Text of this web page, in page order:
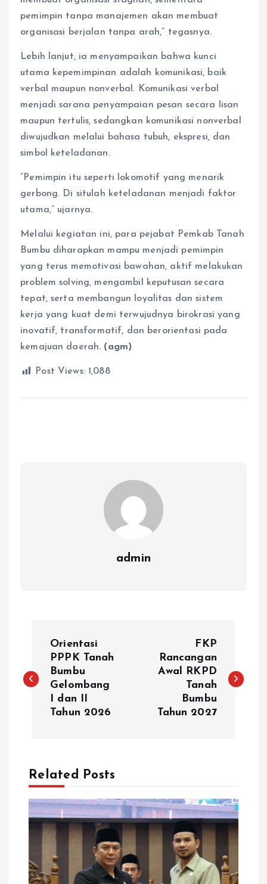
pemimpin tanpa manajemen akan membuat
organisasi berjalan tanpa arah,” tegasnya.
Lebih lanjut, ia menyampaikan bahwa kunci
utama kepemimpinan adalah komunikasi, baik
verbal maupun nonverbal. Komunikasi verbal
menjadi sarana penyampaian pesan secara lisan
maupun tertulis, sedangkan komunikasi nonverbal
diwujudkan melalui bahasa tubuh, ekspresi, dan
simbol keteladanan.
“Pemimpin itu seperti lokomotif yang menarik
gerbong. Di situlah keteladanan menjadi faktor
utama,” ujarnya.
Melalui kegiatan ini, para pejabat Pemkab Tanah
Bumbu diharapkan mampu menjadi pemimpin
yang terus memotivasi bawahan, aktif melakukan
problem solving, mengambil keputusan secara
tepat, serta membangun loyalitas dan sistem
kerja yang kuat demi terwujudnya birokrasi yang
inovatif, transformatif, dan berorientasi pada
kemajuan daerah. (agm)
Post Views: 1,088
admin
v
a
s
p
Orientasi
PPPK Tanah
Bumbu
Gelombang
I dan II
Tahun 2026
FKP
Rancangan
Awal RKPD
Tanah
Bumbu
Tahun 2027
Related Posts